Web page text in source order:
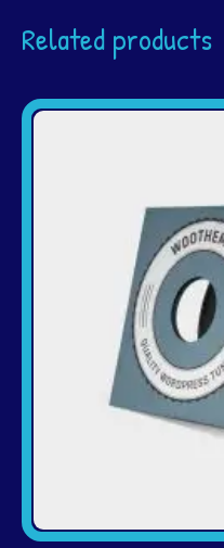
Related products